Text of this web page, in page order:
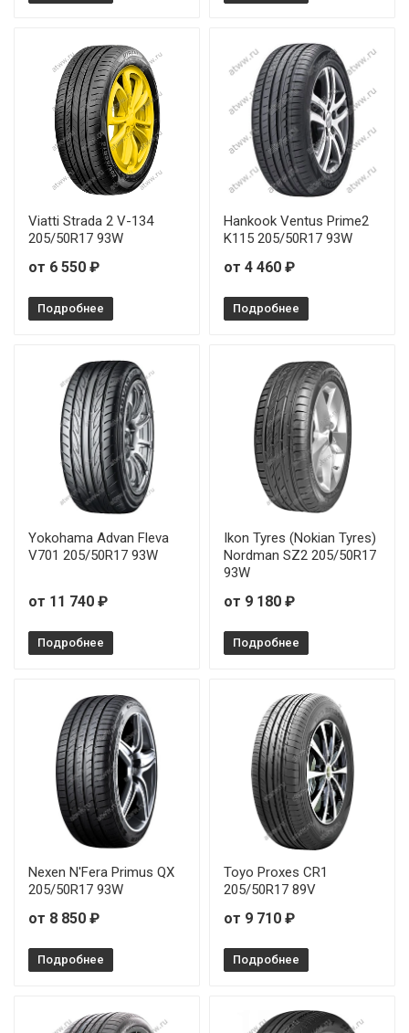
Viatti Strada 2 V-134
205/50R17 93W
от 6 550 ₽
Подробнее
Hankook Ventus Prime2
K115 205/50R17 93W
от 4 460 ₽
Подробнее
Yokohama Advan Fleva
V701 205/50R17 93W
от 11 740 ₽
Подробнее
Ikon Tyres (Nokian Tyres)
Nordman SZ2 205/50R17
93W
от 9 180 ₽
Подробнее
Nexen N'Fera Primus QX
205/50R17 93W
от 8 850 ₽
Подробнее
Toyo Proxes CR1
205/50R17 89V
от 9 710 ₽
Подробнее